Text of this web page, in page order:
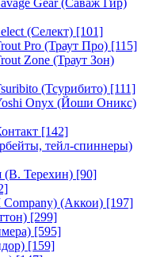
Gear (Саваж Гир)
(Селект) [101]
Pro (Траут Про) [115]
Zone (Траут Зон)
(Тсурибито) [111]
Onyx (Йоши Оникс)
[142]
тейл-спиннеры)
Терехин) [90]
(Аккои) [197]
[299]
[595]
[159]